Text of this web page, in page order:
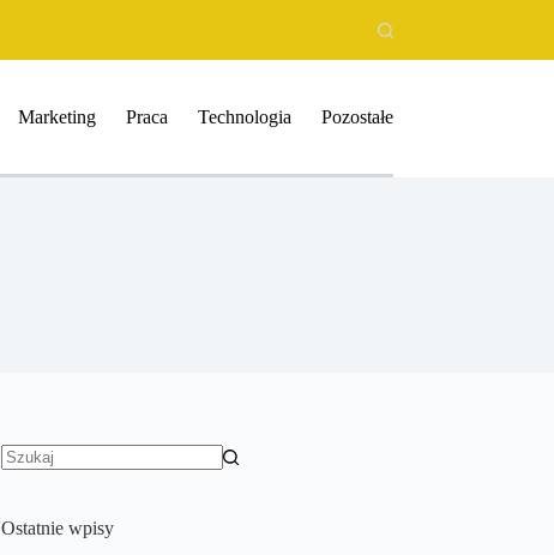
Marketing Praca Technologia Pozostałe
Ostatnie wpisy